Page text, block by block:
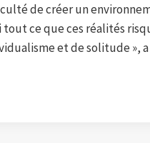
de créer un
tout ce que ces réalités
et de solitude »,